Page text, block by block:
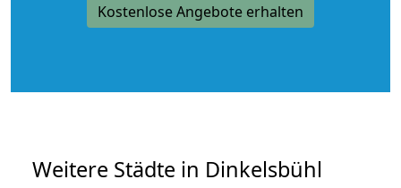
Kostenlose Angebote erhalten
Weitere Städte in Dinkelsbühl